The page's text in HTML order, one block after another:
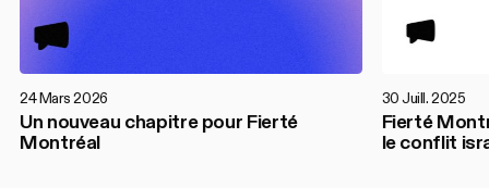
Un nouveau chapitre pour Fierté
Montréal
24 Mars 2026
Fierté
le conflit
30 Juill. 2025